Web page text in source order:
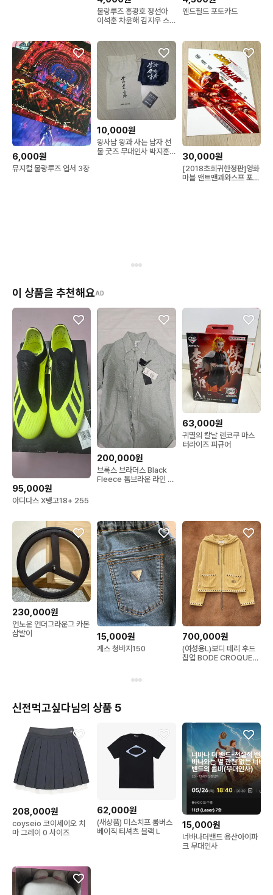
물랑루즈 홍광호 정선아
이석훈 차윤해 김지우 스
엔드필드 포토카드
6,000원
뮤지컬 물랑루즈 엽서 3장
10,000원
왕사남 왕과 사는 남자 선
물 굿즈 무대인사 박지훈
30,000원
[2018초희귀한정판]영화
마블 앤트맨과와스프 포스
이 상품을 추천해요AD
95,000원
아디다스 X탱고18+ 255
200,000원
브룩스 브라더스 Black
Fleece 톰브라운 라인 셔
63,000원
귀멸의 칼날 렌코쿠 마스
터라이즈 피규어
230,000원
언노운 언더그라운그 카본
삼발이
15,000원
게스 청바지150
700,000원
(여성용L)보디 테리 후드
집업 BODE CROQUET
신전먹고싶다님의 상품 5
208,000원
coyseio 코이세이오 치
마 그레이 0 사이즈
62,000원
(새상품) 미스치프 롬버스
베이직 티셔츠 블랙 L
15,000원
너바나더밴드 용산아이파
크 무대인사